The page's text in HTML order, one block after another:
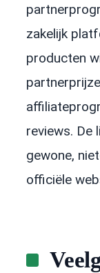
zakelijk
producten
reviews. De
gewone,
officiële